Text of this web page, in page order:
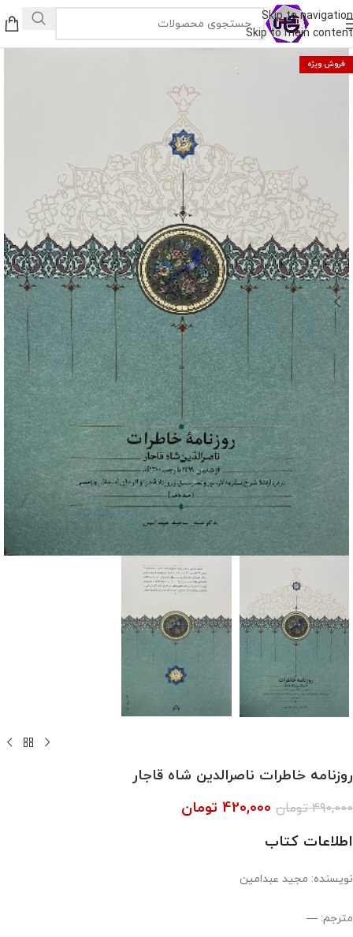
Skip to navigation
Skip to main content
فروش ویژه
روزنامه خاطرات ناصرالدین شاه قاجار
490,000 تومان 420,000 تومان
اطلاعات کتاب
نویسنده: مجید عبدامین
مترجم: —